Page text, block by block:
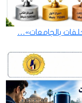
بالجامعات»…